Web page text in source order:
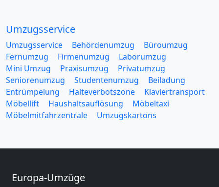
Umzugsservice
Umzugsservice Behördenumzug
Büroumzug
Fernumzug
Firmenumzug
Laborumzug
Mini Umzug
Praxisumzug
Privatumzug
Seniorenumzug
Studentenumzug
Beiladung
Entrümpelung
Halteverbotszone
Klaviertransport
Möbellift
Haushaltsauflösung
Möbeltaxi
Möbelmitfahrzentrale
Umzugskartons
Europa-Umzüge